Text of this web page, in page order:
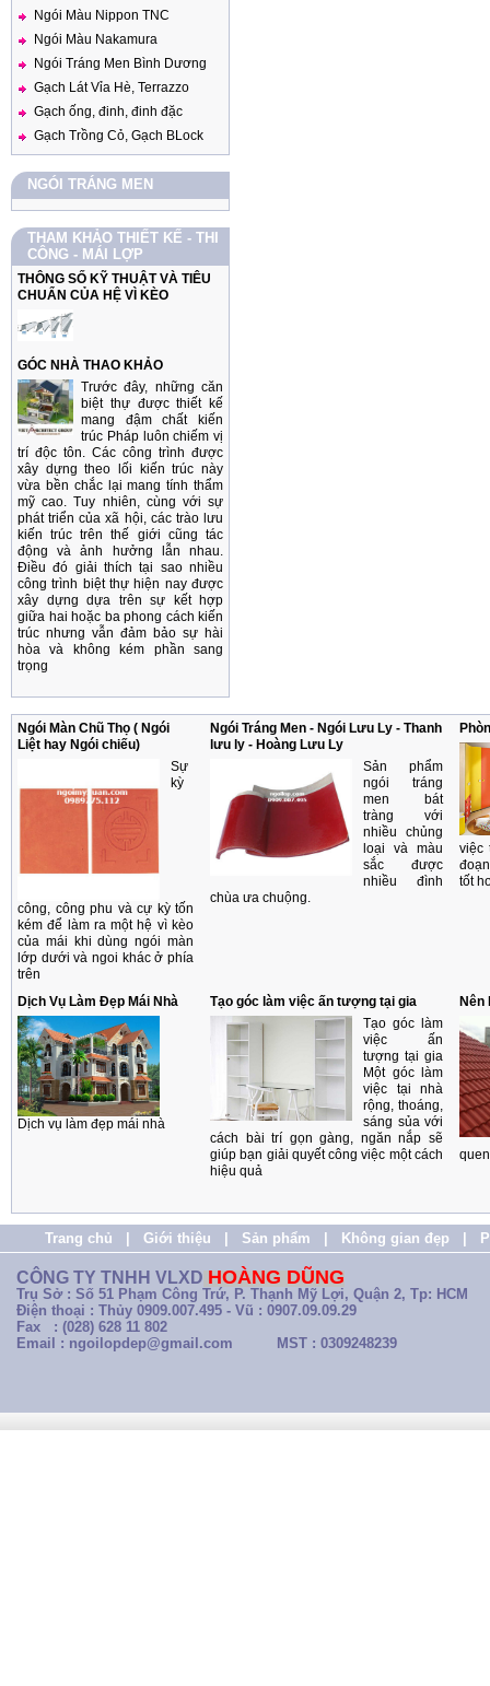
Ngói Màu Nippon TNC
Ngói Màu Nakamura
Ngói Tráng Men Bình Dương
Gạch Lát Vỉa Hè, Terrazzo
Gạch ống, đinh, đinh đặc
Gạch Trồng Cỏ, Gạch BLock
NGÓI TRÁNG MEN
THAM KHẢO THIẾT KẾ - THI
CÔNG - MÁI LỢP
THÔNG SỐ KỸ THUẬT VÀ TIÊU
CHUẨN CỦA HỆ VÌ KÈO
GÓC NHÀ THAO KHẢO
Trước đây, những căn
biệt thự được thiết kế
mang đậm chất kiến
trúc Pháp luôn chiếm vị
trí độc tôn. Các công trình được
xây dựng theo lối kiến trúc này
vừa bền chắc lại mang tính thẩm
mỹ cao. Tuy nhiên, cùng với sự
phát triển của xã hội, các trào lưu
kiến trúc trên thế giới cũng tác
động và ảnh hưởng lẫn nhau.
Điều đó giải thích tại sao nhiều
công trình biệt thự hiện nay được
xây dựng dựa trên sự kết hợp
giữa hai hoặc ba phong cách kiến
trúc nhưng vẫn đảm bảo sự hài
hòa và không kém phần sang
trọng
Ngói Màn Chũ Thọ ( Ngói
Liệt hay Ngói chiếu)
Sự
kỳ
công, công phu và cự kỳ tốn
kém để làm ra một hệ vì kèo
của mái khi dùng ngói màn
lớp dưới và ngoi khác ở phía
trên
Ngói Tráng Men - Ngói Lưu Ly - Thanh
lưu ly - Hoàng Lưu Ly
Sản phẩm
ngói tráng
men bát
tràng với
nhiều chủng
loại và màu
sắc được
nhiều đình
chùa ưa chuộng.
việc
tốt
Dịch Vụ Làm Đẹp Mái Nhà
Dịch vụ làm đẹp mái nhà
Tạo góc làm việc ấn tượng tại gia
Tạo góc làm
việc ấn
tượng tại gia
Một góc làm
việc tại nhà
rộng, thoáng,
sáng sủa với
cách bài trí gọn gàng, ngăn nắp sẽ
giúp bạn giải quyết công việc một cách
hiệu quả
Nên
Trang chủ Giới thiệu Sản phẩm Không gian đẹp
CÔNG TY TNHH VLXD HOÀNG DŨNG
Trụ Sở : Số 51 Phạm Công Trứ, P. Thạnh Mỹ Lợi, Quận 2, Tp: HCM
Điện thoại : Thủy 0909.007.495 - Vũ : 0907.09.09.29
Fax : (028) 628 11 802
Email : ngoilopdep@gmail.com
MST : 0309248239